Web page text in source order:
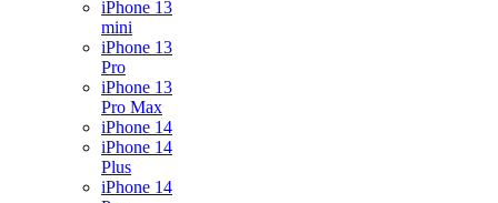
iPhone 13
mini
iPhone 13
Pro
iPhone 13
Pro Max
iPhone 14
iPhone 14
Plus
iPhone 14